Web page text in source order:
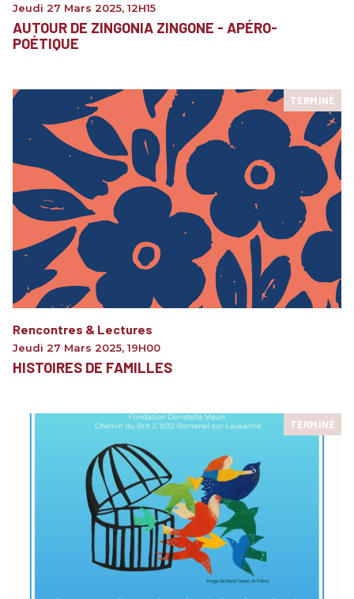
Jeudi 27 Mars 2025, 12H15
AUTOUR DE ZINGONIA ZINGONE - APÉRO-
POÉTIQUE
TERMINÉ
Rencontres & Lectures
Jeudi 27 Mars 2025, 19H00
HISTOIRES DE FAMILLES
TERMINÉ